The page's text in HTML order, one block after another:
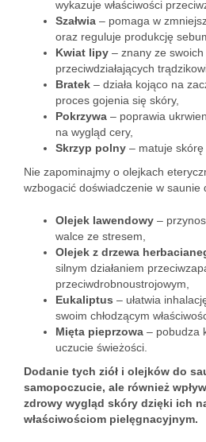
wykazuje właściwości
Szałwia – pomaga w
oraz reguluje produkcję
Kwiat lipy – znany ze swoich
przeciwdziałających
Bratek – działa kojąco na
proces gojenia się skóry,
Pokrzywa – poprawia
na wygląd cery,
Skrzyp polny – matuje skórę
Nie zapominajmy o olejkach
wzbogacić doświadczenie w saunie
Olejek lawendowy –
walce ze stresem,
Olejek z drzewa
silnym działaniem
przeciwdrobnoustrojowym,
Eukaliptus – ułatwia
swoim chłodzącym
Mięta pieprzowa – pobudza
uczucie świeżości.
Dodanie tych ziół i olejków do
samopoczucie, ale również
zdrowy wygląd skóry dzięki ich
właściwościom pielęgnacyjnym.